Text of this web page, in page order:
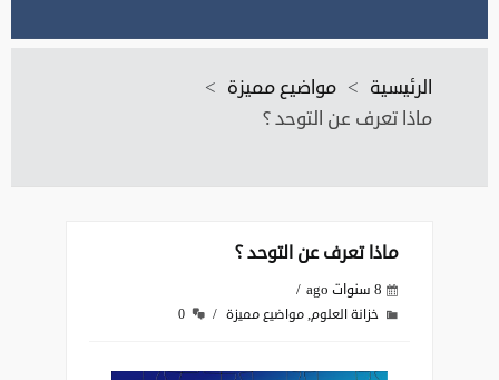
الرئيسية > مواضيع مميزة >
ماذا تعرف عن التوحد ؟
ماذا تعرف عن التوحد ؟
8 سنوات ago
خزانة العلوم,مواضيع مميزة 0